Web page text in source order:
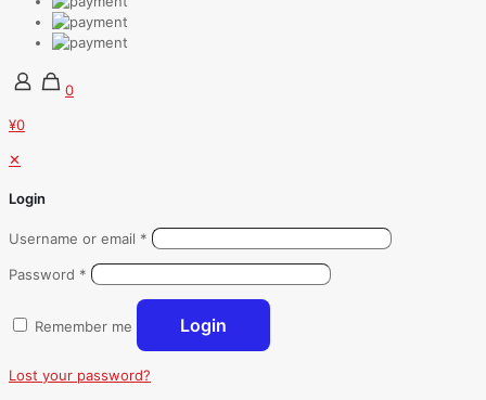
0
¥0
✕
Login
Username or email *
Password *
Remember me Login
Lost your password?